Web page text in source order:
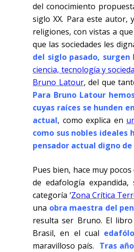
del conocimiento
siglo XX. Para este autor,
religiones, con vistas a
que las sociedades les
del siglo pasado,
ciencia, tecnología y
Bruno Latour, del que
Para Bruno Latour
cuyas raíces se hunden
actual, como explica en
como sus nobles ideales
pensador actual digno
Pues bien, hace muy
de edafología
categoría ‘Zona Crítica
una obra maestra del
resulta ser Bruno. El
Brasil, en el cual
maravilloso país. Tras